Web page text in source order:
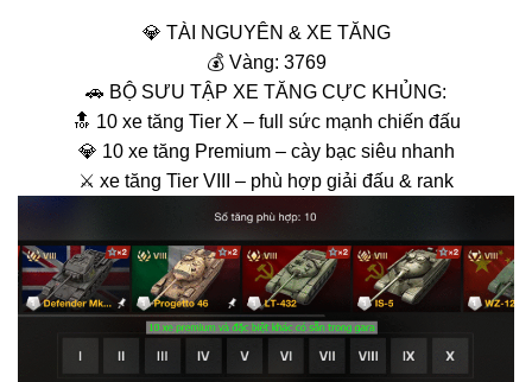
💎 TÀI NGUYÊN & XE TĂNG
💰 Vàng: 3769
🚗 BỘ SƯU TẬP XE TĂNG CỰC KHỦNG:
🔝 10 xe tăng Tier X – full sức mạnh chiến đấu
💎 10 xe tăng Premium – cày bạc siêu nhanh
⚔️ xe tăng Tier VIII – phù hợp giải đấu & rank